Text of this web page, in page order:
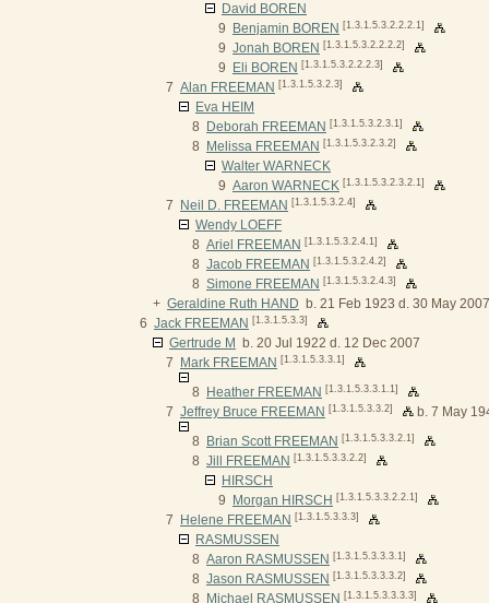
David BOREN
9
Benjamin BOREN [1.3.1.5.3.2.2.2.1]
9 Jonah BOREN [1.3.1.5.3.2.2.2.2]
9 Eli BOREN [1.3.1.5.3.2.2.2.3]
7 Alan FREEMAN [1.3.1.5.3.2.3]
Eva HEIM
8
Deborah FREEMAN [1.3.1.5.3.2.3.1]
8 Melissa FREEMAN [1.3.1.5.3.2.3.2]
Walter WARNECK
9 Aaron WARNECK [1.3.1.5.3.2.3.2.1]
7 Neil D. FREEMAN [1.3.1.5.3.2.4]
Wendy LOEFF
8 Ariel FREEMAN [1.3.1.5.3.2.4.1]
8 Jacob FREEMAN [1.3.1.5.3.2.4.2]
8 Simone FREEMAN [1.3.1.5.3.2.4.3]
+ Geraldine Ruth HAND b. 21 Feb 1923 d. 30 May 2007
6 Jack FREEMAN [1.3.1.5.3.3]
Gertrude M
b. 20 Jul 1922 d. 12 Dec 2007
7
Mark FREEMAN [1.3.1.5.3.3.1]
8 Heather FREEMAN [1.3.1.5.3.3.1.1]
7 Jeffrey Bruce FREEMAN [1.3.1.5.3.3.2]
b. 7 May
8
Brian Scott FREEMAN [1.3.1.5.3.3.2.1]
8 Jill FREEMAN [1.3.1.5.3.3.2.2]
HIRSCH
9
Morgan HIRSCH [1.3.1.5.3.3.2.2.1]
7 Helene FREEMAN [1.3.1.5.3.3.3]
RASMUSSEN
8 Aaron RASMUSSEN [1.3.1.5.3.3.3.1]
8 Jason RASMUSSEN [1.3.1.5.3.3.3.2]
8 Michael RASMUSSEN [1.3.1.5.3.3.3.3]